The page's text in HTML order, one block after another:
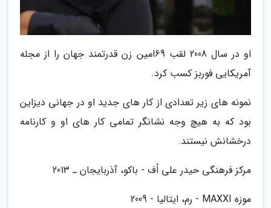
او در سال 2008 لقب 69امین زن قدرتمند جهان را از مجله
آمریکایی فوربز کسب کرد.
نمونه های زیر تعدادی از کار های جدید او در جهانی دیزاین
بود که به هیچ وجه نشانگر تمامی کار های او و کارنامه
درخشانش نیستند.
مرکز فرهنگی حیدر علی اُف - باکو، آذربایجان ـ 2013
موزه MAXXI - رم، ایتالیا - 2009